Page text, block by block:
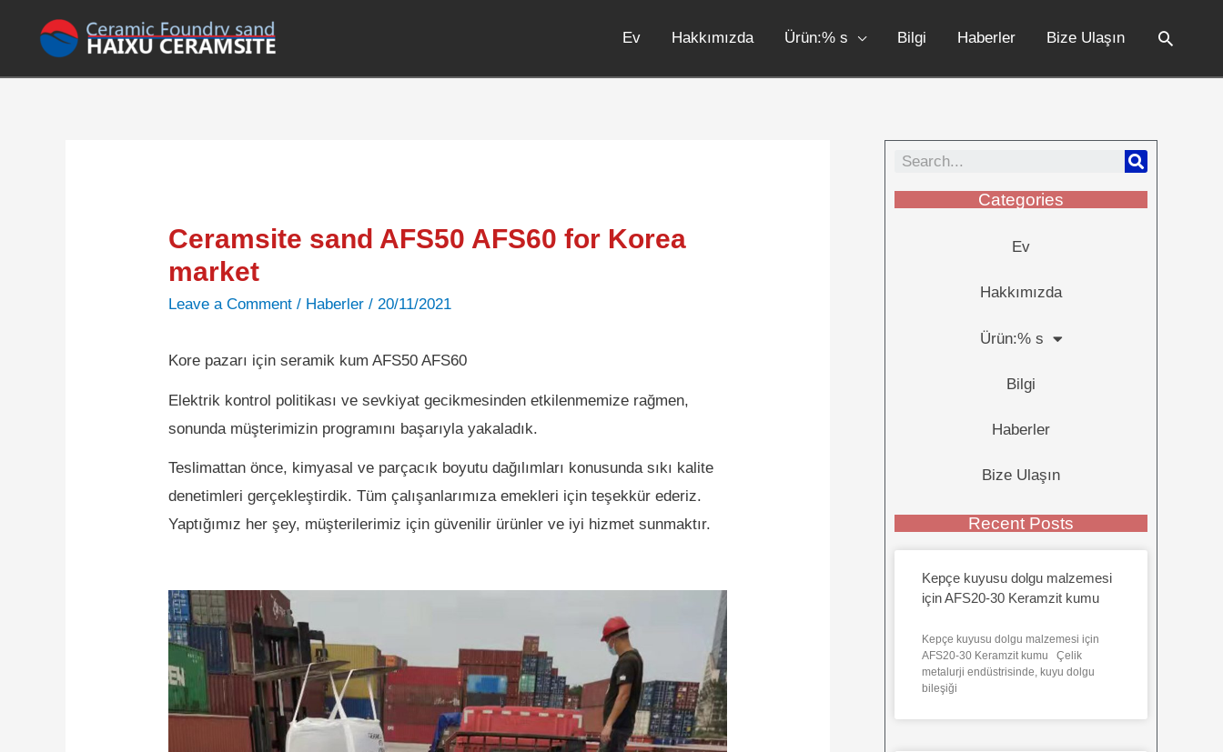
Ev Hakkımızda Ürün:% s Bilgi Haberler Bize Ulaşın
Ceramsite sand AFS50 AFS60 for Korea
market
Leave a Comment / Haberler / 20/11/2021
Kore pazarı için seramik kum AFS50 AFS60
Elektrik kontrol politikası ve sevkiyat gecikmesinden etkilenmemize rağmen,
sonunda müşterimizin programını başarıyla yakaladık.
Teslimattan önce, kimyasal ve parçacık boyutu dağılımları konusunda sıkı kalite
denetimleri gerçekleştirdik.Tüm çalışanlarımıza emekleri için teşekkür ederiz.
Yaptığımız her şey, müşterilerimiz için güvenilir ürünler ve iyi hizmet sunmaktır.
Categories
Ev
Hakkımızda
Ürün:% s
Bilgi
Haberler
Bize Ulaşın
Recent Posts
Kepçe kuyusu dolgu malzemesi
için AFS20-30 Keramzit kumu
Kepçe kuyusu dolgu malzemesi için
AFS20-30 Keramzit kumu Çelik
metalurji endüstrisinde, kuyu dolgu
bileşiği